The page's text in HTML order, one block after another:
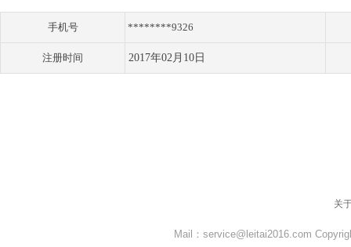
手机号 ********9326
注册时间 2017年02月10日
关
Mail：service@leitai2016.com